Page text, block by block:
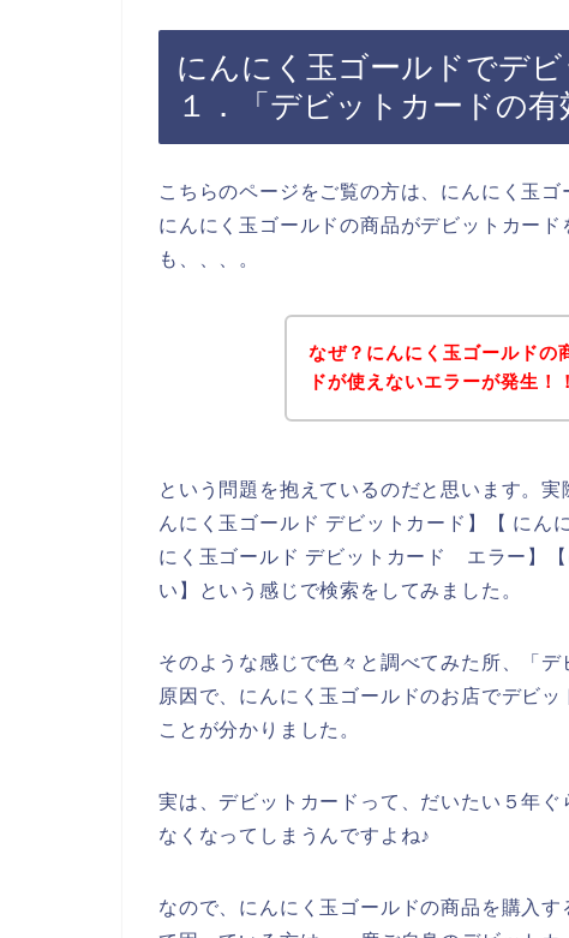
にんにく玉ゴールドでデ
１．「デビットカードの有
こちらのページをご覧の方は、にんにく玉
にんにく玉ゴールドの商品がデビットカー
も、、、。
なぜ？にんにく玉ゴールドの
ドが使えないエラーが発生！！
という問題を抱えているのだと思います。
んにく玉ゴールド デビットカード】【 に
にく玉ゴールド デビットカード エラー】
い】という感じで検索をしてみました。
そのような感じで色々と調べてみた所、「
原因で、にんにく玉ゴールドのお店でデビ
ことが分かりました。
実は、デビットカードって、だいたい５年
なくなってしまうんですよね♪
なので、にんにく玉ゴールドの商品を購入